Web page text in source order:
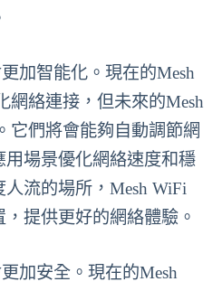
加智能化。現在的Mesh
網絡連接，但未來的Mesh
它們將會能夠自動調節網
場景優化網絡速度和穩
流的場所，Mesh WiFi
提供更好的網絡體驗。
加安全。現在的Mesh